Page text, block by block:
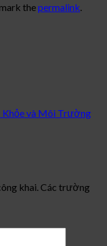
thepermalink
Khỏe và Môi Trường
khai. Các trường